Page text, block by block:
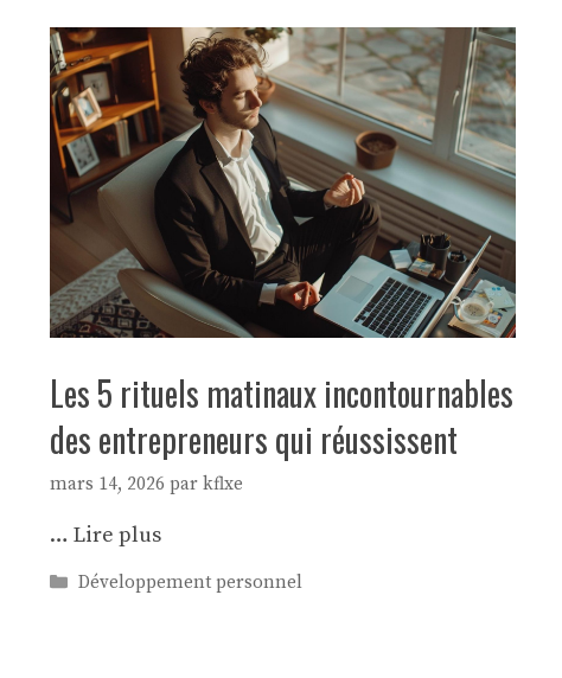
Les 5 rituels matinaux incontournables
des entrepreneurs qui réussissent
mars 14, 2026 par kflxe
… Lire plus
Catégories
Développement personnel